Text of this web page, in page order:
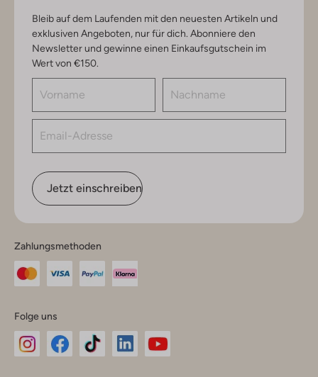
Bleib auf dem Laufenden mit den neuesten Artikeln und
exklusiven Angeboten, nur für dich. Abonniere den
Newsletter und gewinne einen Einkaufsgutschein im
Wert von €150.
Jetzt einschreiben
Zahlungsmethoden
Folge uns